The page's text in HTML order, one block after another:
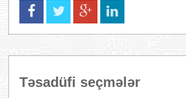
Təsadüfi seçmələr